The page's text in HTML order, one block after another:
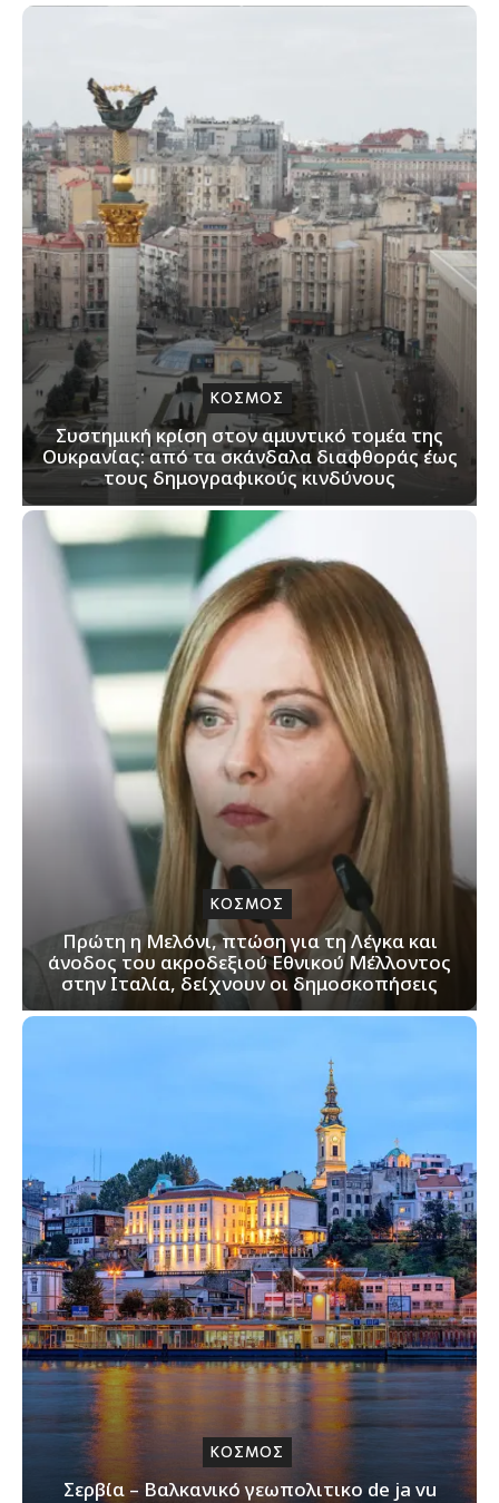
ΚΟΣΜΟΣ
Συστημική κρίση στον αμυντικό τομέα της
Ουκρανίας: από τα σκάνδαλα διαφθοράς έως
τους δημογραφικούς κινδύνους
ΚΟΣΜΟΣ
Πρώτη η Μελόνι, πτώση για τη Λέγκα και
άνοδος του ακροδεξιού Εθνικού Μέλλοντος
στην Ιταλία, δείχνουν οι δημοσκοπήσεις
ΚΟΣΜΟΣ
Σερβία – Βαλκανικό γεωπολιτικο de ja vu